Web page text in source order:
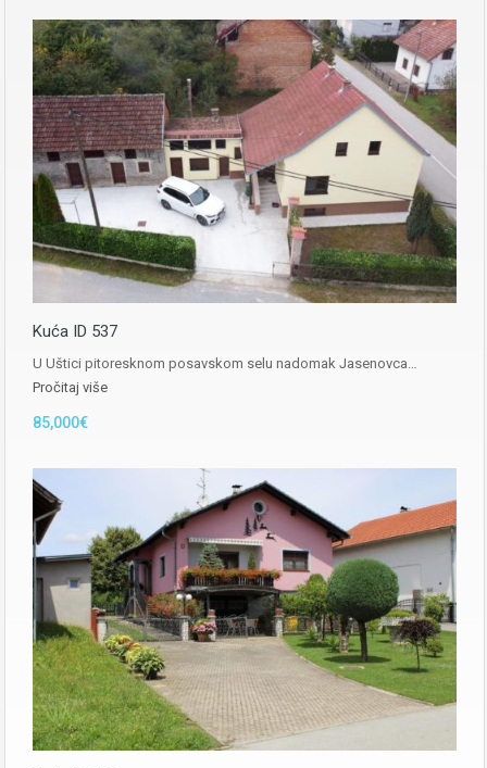
Kuća ID 537
U Uštici pitoresknom posavskom selu nadomak Jasenovca…
Pročitaj više
85,000€